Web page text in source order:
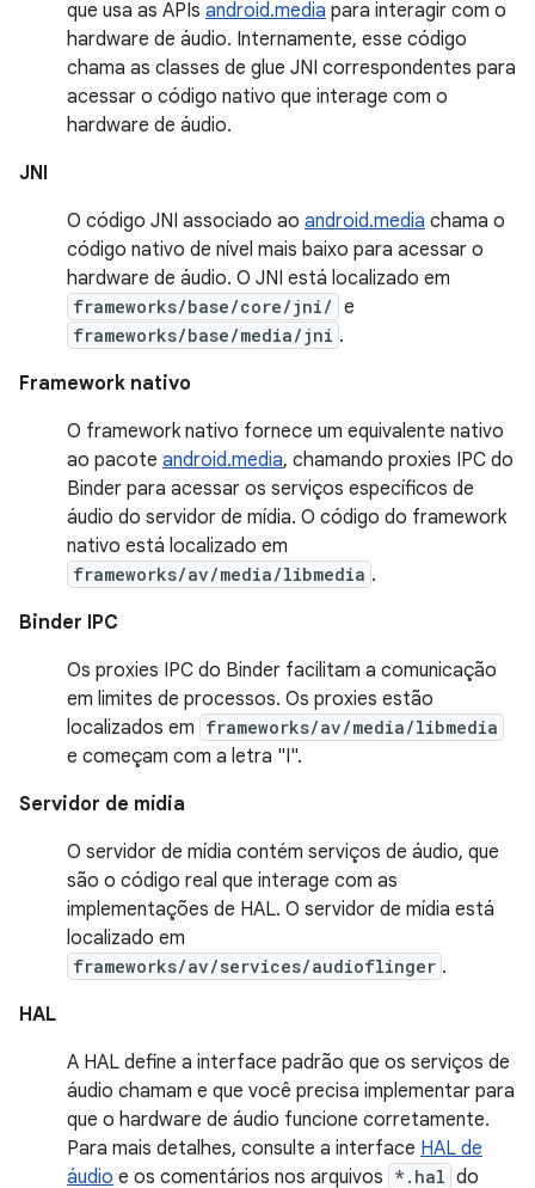
que usa as APIs android.media para interagir com o
hardware de áudio. Internamente, esse código
chama as classes de glue JNI correspondentes para
acessar o código nativo que interage com o
hardware de áudio.
JNI
O código JNI associado ao android.media chama o
código nativo de nível mais baixo para acessar o
hardware de áudio. O JNI está localizado em
frameworks/base/core/jni/ e
frameworks/base/media/jni .
Framework nativo
O framework nativo fornece um equivalente nativo
ao pacote android.media, chamando proxies IPC do
Binder para acessar os serviços específicos de
áudio do servidor de mídia. O código do framework
nativo está localizado em
frameworks/av/media/libmedia .
Binder IPC
Os proxies IPC do Binder facilitam a comunicação
em limites de processos. Os proxies estão
localizados em frameworks/av/media/libmedia
e começam com a letra "I".
Servidor de mídia
O servidor de mídia contém serviços de áudio, que
são o código real que interage com as
implementações de HAL. O servidor de mídia está
localizado em
frameworks/av/services/audioflinger .
HAL
A HAL define a interface padrão que os serviços de
áudio chamam e que você precisa implementar para
que o hardware de áudio funcione corretamente.
Para mais detalhes, consulte a interface HAL de
áudio e os comentários nos arquivos *.hal do